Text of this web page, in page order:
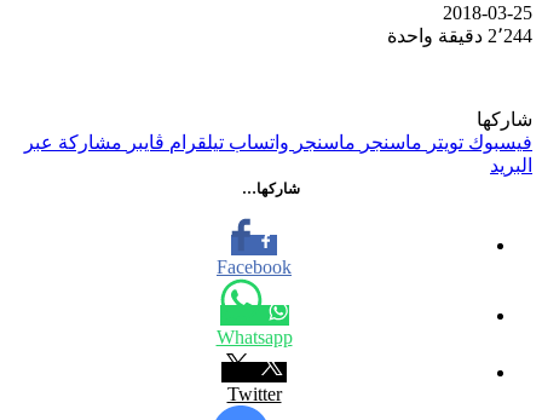
2018-03-25
2٬244 دقيقة واحدة
شاركها
فيسبوك تويتر ماسنجر ماسنجر واتساب تيلقرام ڤايبر مشاركة عبر
البريد
شاركها…
Facebook
Whatsapp
Twitter